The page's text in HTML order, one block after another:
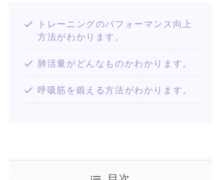
トレーニングのパフォーマンス向上
方法がわかります。
肺活量がどんなものかわかります。
呼吸筋を鍛える方法がわかります。